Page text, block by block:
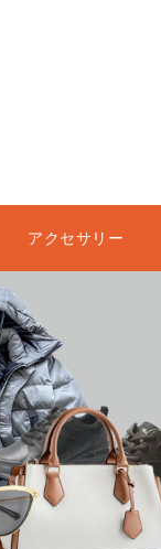
アクセサリー